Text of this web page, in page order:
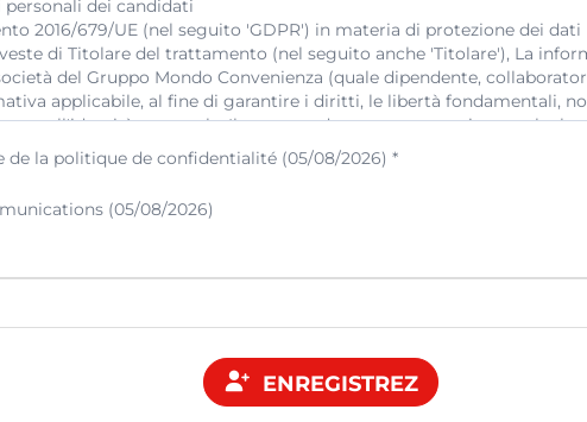
de la politique de confidentialité (05/08/2026) *
(05/08/2026)
ENREGISTREZ